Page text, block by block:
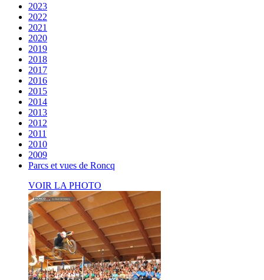
2023
2022
2021
2020
2019
2018
2017
2016
2015
2014
2013
2012
2011
2010
2009
Parcs et vues de Roncq
VOIR LA PHOTO